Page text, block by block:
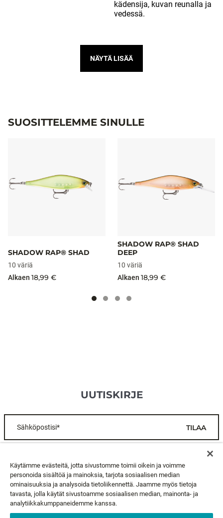
NÄYTÄ LISÄÄ
SUOSITTELEMME SINULLE
SHADOW RAP® SHAD
10 väriä
Alkaen 18,99 €
SHADOW RAP® SHAD
DEEP
10 väriä
Alkaen 18,99 €
UUTISKIRJE
Sähköpostisi* TILAA
ASIAKASPALVELU
TIETOA MEISTÄ
LAKIASIAT
Käytämme evästeitä, jotta sivustomme toimii oikein ja voimme
personoida sisältöä ja mainoksia, tarjota sosiaalisen median
ominaisuuksia ja analysoida tietoliikennettä. Jaamme myös tietoja
tavasta, jolla käytät sivustoamme sosiaalisen median, mainonta- ja
analytiikkakumppaneidemme kanssa.